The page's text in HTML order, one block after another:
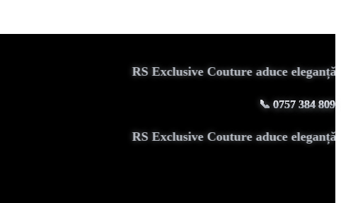
RS Exclusive Couture aduce eleganță
📞 0757 384 809
RS Exclusive Couture aduce eleganță